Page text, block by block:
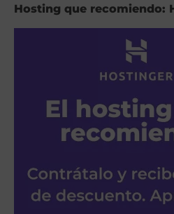
Hosting que recomiendo: